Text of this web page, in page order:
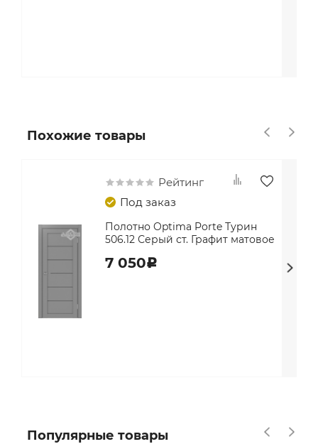
Похожие товары
Рейтинг
Под заказ
Полотно Optima Porte Турин
506.12 Серый ст. Графит матовое
7 050c
Популярные товары